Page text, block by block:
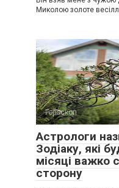
Миколою золоте
Гороскоп
Астрологи
Зодіаку, які
місяці важко
сторону